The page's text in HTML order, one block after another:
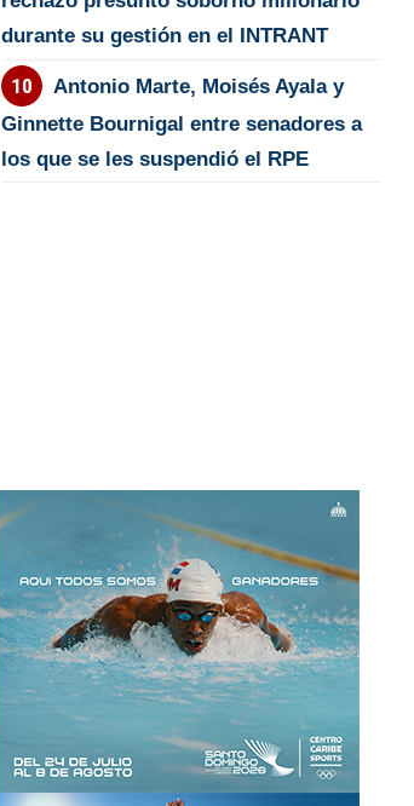
durante su gestión en el INTRANT
Antonio Marte, Moisés Ayala y
Ginnette Bournigal entre senadores a
los que se les suspendió el RPE